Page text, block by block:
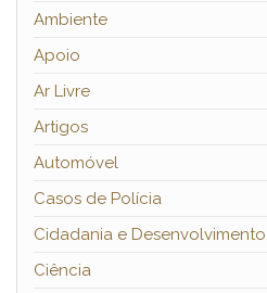
Ambiente
Apoio
Ar Livre
Artigos
Automóvel
Casos de Polícia
Cidadania e Desenvolvimento
Ciência